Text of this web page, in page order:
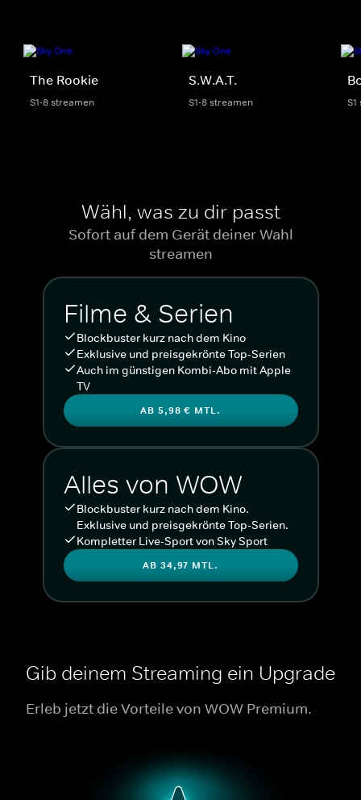
The Rookie
S1-8 streamen
S.W.A.T.
S1-8 streamen
Wähl, was zu dir passt
Sofort auf dem Gerät deiner Wahl
streamen
Filme & Serien
Blockbuster kurz nach dem Kino
Exklusive und preisgekrönte Top-Serien
Auch im günstigen Kombi-Abo mit Apple
TV
AB 5,98 € MTL.
Alles von WOW
Blockbuster kurz nach dem Kino.
Exklusive und preisgekrönte Top-Serien.
Kompletter Live-Sport von Sky Sport
AB 34,97 MTL.
Gib deinem Streaming ein Upgrade
Erleb jetzt die Vorteile von WOW Premium.